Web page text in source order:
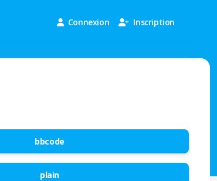
Connexion Inscription
bbcode
plain